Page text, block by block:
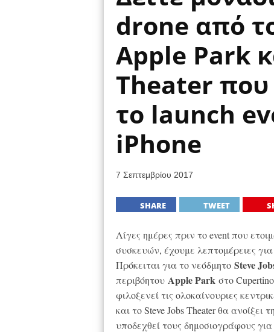
drone από
Apple Park
Theater που
το launch
iPhone
7 Σεπτεμβρίου 2017
SHARE TWEET
Λίγες ημέρες πριν το event που
συσκευών, έχουμε λεπτομέρειες
Πρόκειται για το νεόδμητο Steve
περιβόητου Apple Park στο
φιλοξενεί τις ολοκαίνουριες
και το Steve Jobs Theater θα ανοίξει
υποδεχθεί τους δημοσιογράφους